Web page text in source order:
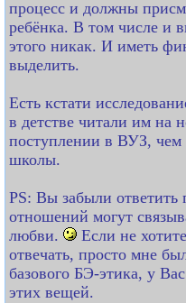
процесс и должны
ребёнка. В том числе и
этого никак. И иметь
выделить.
Есть кстати
в детстве читали им на
поступлении в ВУЗ, чем
школы.
PS: Вы забыли ответить
отношений могут
любви.
Если не
отвечать, просто мне
базового БЭ-этика, у
этих вещей.